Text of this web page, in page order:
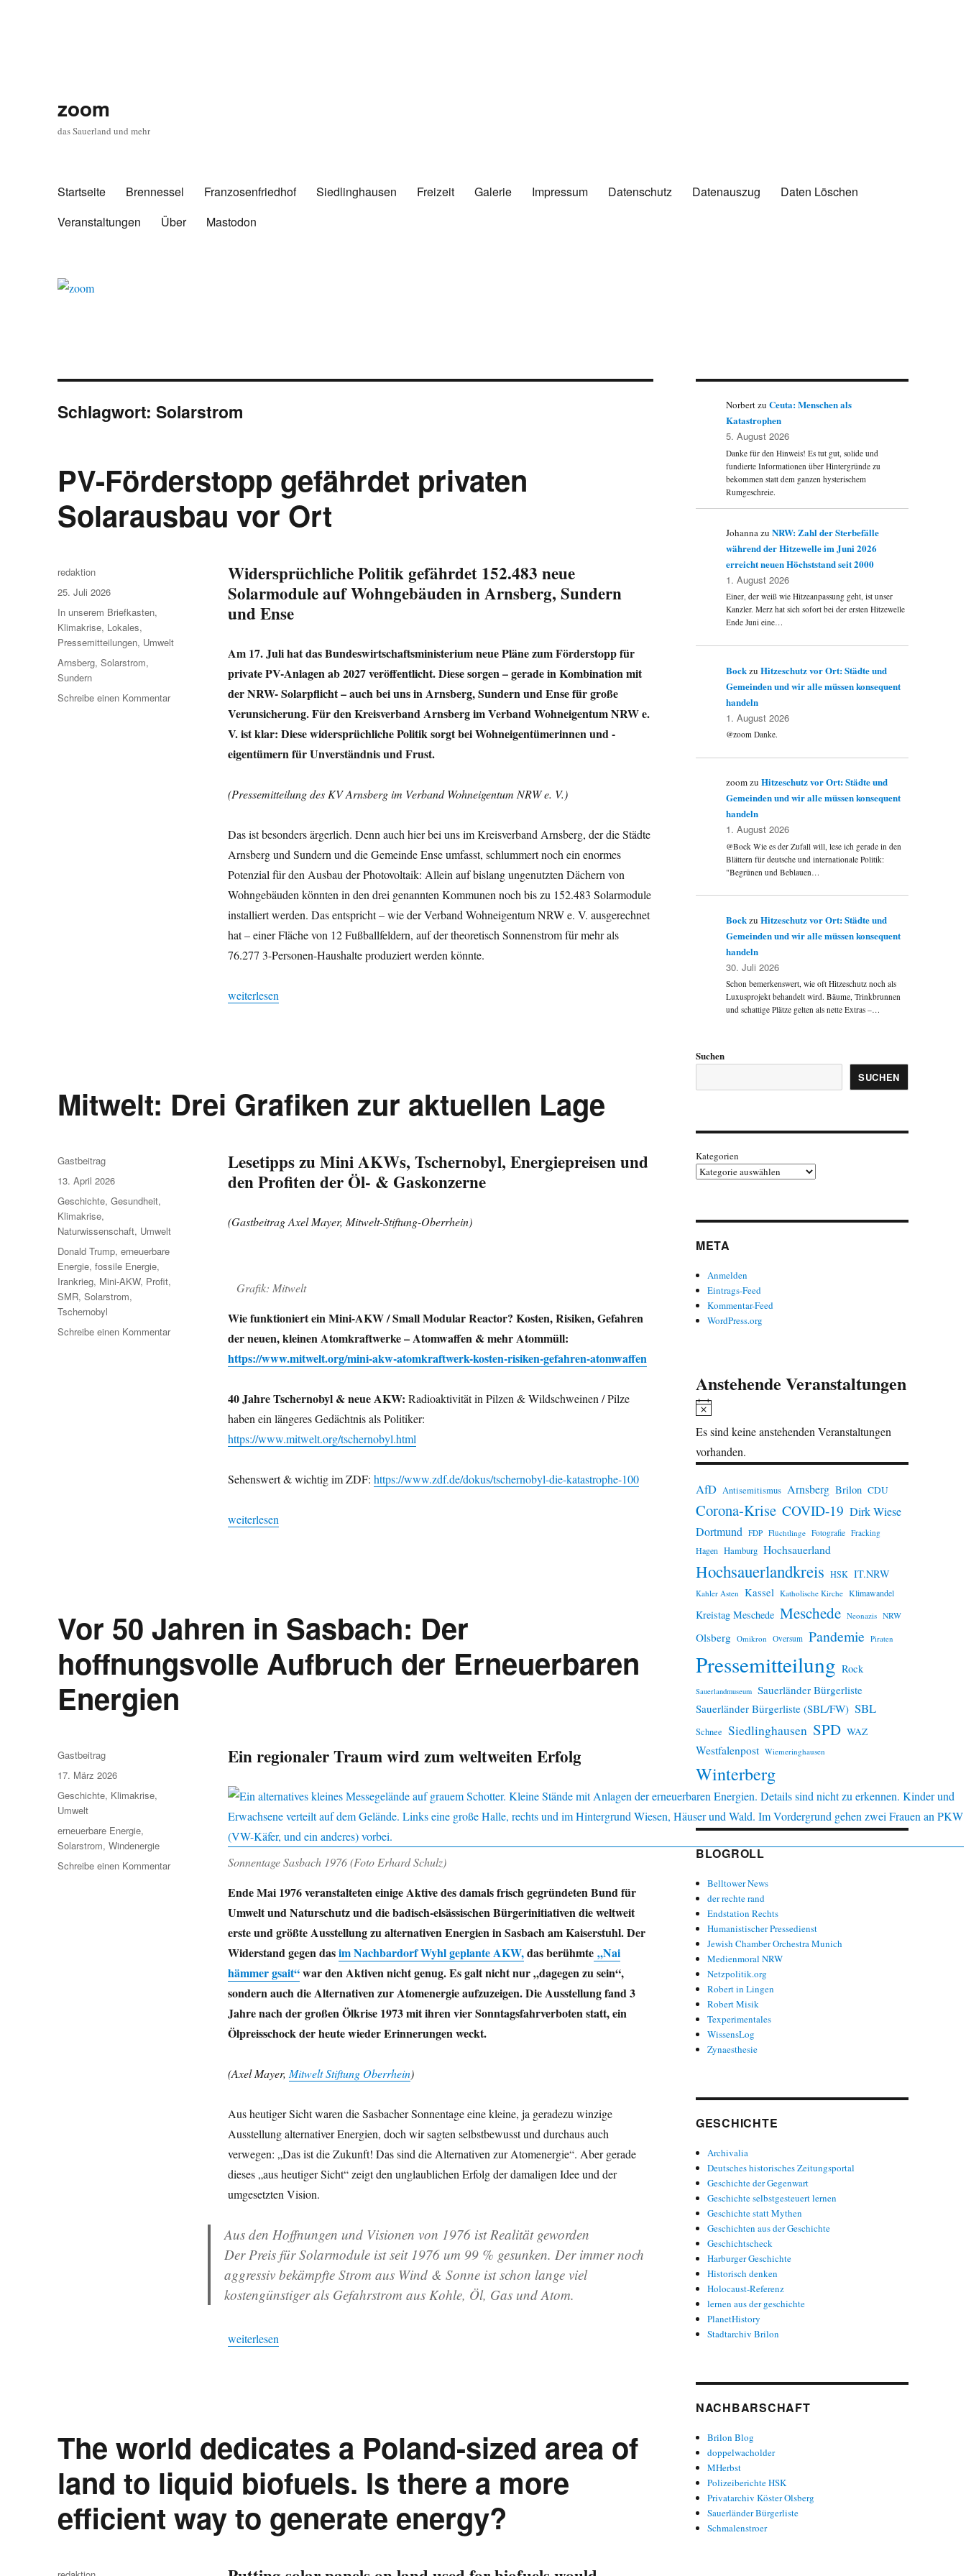
zoom
das Sauerland und mehr
Startseite Brennessel Franzosenfriedhof Siedlinghausen Freizeit Galerie Impressum Datenschutz Datenauszug
Daten Löschen
Veranstaltungen
Über Mastodon
Schlagwort:Solarstrom
PV-Förderstopp gefährdet privaten
Solarausbau vor Ort
Widersprüchliche Politik gefährdet 152.483 neue
Solarmodule auf Wohngebäuden in Arnsberg, Sundern
und Ense
Am 17. Juli hat das Bundeswirtschaftsministerium neue Pläne zum Förderstopp für
private PV-Anlagen ab 2027 veröffentlicht. Diese sorgen – gerade in Kombination mit
der NRW- Solarpflicht – auch bei uns in Arnsberg, Sundern und Ense für große
Verunsicherung. Für den Kreisverband Arnsberg im Verband Wohneigentum NRW e.
V. ist klar: Diese widersprüchliche Politik sorgt bei Wohneigentümerinnen und -
eigentümern für Unverständnis und Frust.
(Pressemitteilung des KV Arnsberg im Verband Wohneigentum NRW e. V.)
Das ist besonders ärgerlich. Denn auch hier bei uns im Kreisverband Arnsberg, der die Städte
Arnsberg und Sundern und die Gemeinde Ense umfasst, schlummert noch ein enormes
Potenzial für den Ausbau der Photovoltaik: Allein auf bislang ungenutzten Dächern von
Wohngebäuden könnten in den drei genannten Kommunen noch bis zu 152.483 Solarmodule
installiert werden. Das entspricht – wie der Verband Wohneigentum NRW e. V. ausgerechnet
hat – einer Fläche von 12 Fußballfeldern, auf der theoretisch Sonnenstrom für mehr als
76.277 3-Personen-Haushalte produziert werden könnte.
„PV-Förderstopp gefährdet privaten Solarausbau vor Ort“
weiterlesen
Autor
redaktion
Veröffentlicht
am
25. Juli 2026
Kategorien
In unserem Briefkasten,
Klimakrise, Lokales,
Pressemitteilungen, Umwelt
Schlagwörter
Arnsberg,Solarstrom,
Sundern
Schreibe einen Kommentarzu
Mitwelt: Drei Grafiken zur aktuellen Lage
Lesetipps zu Mini AKWs, Tschernobyl, Energiepreisen und
den Profiten der Öl- & Gaskonzerne
(Gastbeitrag Axel Mayer, Mitwelt-Stiftung-Oberrhein)
Grafik: Mitwelt
Wie funktioniert ein Mini-AKW / Small Modular Reactor? Kosten, Risiken, Gefahren
der neuen, kleinen Atomkraftwerke – Atomwaffen & mehr Atommüll:
https://www.mitwelt.org/mini-akw-atomkraftwerk-kosten-risiken-gefahren-atomwaffen
40 Jahre Tschernobyl & neue AKW: Radioaktivität in Pilzen & Wildschweinen / Pilze
haben ein längeres Gedächtnis als Politiker:
https://www.mitwelt.org/tschernobyl.html
Sehenswert & wichtig im ZDF: https://www.zdf.de/dokus/tschernobyl-die-katastrophe-100
„Mitwelt: Drei Grafiken zur aktuellen Lage“
weiterlesen
Autor
Gastbeitrag
Veröffentlicht
am
13. April 2026
Kategorien
Geschichte,Gesundheit,
Klimakrise,
Naturwissenschaft, Umwelt
Schlagwörter
Donald Trump,erneuerbare
Energie,fossile Energie,
Irankrieg, Mini-AKW, Profit,
SMR,Solarstrom,
Tschernobyl
Schreibe einen Kommentarzu
Vor 50 Jahren in Sasbach: Der
hoffnungsvolle Aufbruch der Erneuerbaren
Energien
Ein regionaler Traum wird zum weltweiten Erfolg
Sonnentage Sasbach 1976 (Foto Erhard Schulz)
Ende Mai 1976 veranstalteten einige Aktive des damals frisch gegründeten Bund für
Umwelt und Naturschutz und die badisch-elsässischen Bürgerinitiativen die weltweit
erste und größte Ausstellung zu alternativen Energien in Sasbach am Kaiserstuhl. Der
Widerstand gegen dasim Nachbardorf Wyhl geplante AKW,das berühmte„Nai
hämmer gsait“war den Aktiven nicht genug. Es galt nicht nur „dagegen zu sein“,
sondern auch die Alternativen zur Atomenergie aufzuzeigen. Die Ausstellung fand 3
Jahre nach der großen Ölkrise 1973 mit ihren vier Sonntagsfahrverboten statt, ein
Ölpreisschock der heute wieder Erinnerungen weckt.
(Axel Mayer, Mitwelt Stiftung Oberrhein)
Aus heutiger Sicht waren die Sasbacher Sonnentage eine kleine, ja geradezu winzige
Ausstellung alternativer Energien, doch wir sagten selbstbewusst und durchaus auch
verwegen: „Das ist die Zukunft! Das sind die Alternativen zur Atomenergie“. Aber gerade
dieses „aus heutiger Sicht“ zeigt den unglaublichen Erfolg der damaligen Idee und der
umgesetzten Vision.
Aus den Hoffnungen und Visionen von 1976 ist Realität geworden
Der Preis für Solarmodule ist seit 1976 um 99 % gesunken. Der immer noch
aggressiv bekämpfte Strom aus Wind & Sonne ist schon lange viel
kostengünstiger als Gefahrstrom aus Kohle, Öl, Gas und Atom.
„Vor 50 Jahren in Sasbach: Der hoffnungsvolle Aufbruch der Erneuerbaren Energien“
weiterlesen
Autor
Gastbeitrag
Veröffentlicht
am
17. März 2026
Kategorien
Geschichte, Klimakrise,
Umwelt
Schlagwörter
erneuerbare Energie,
Solarstrom,Windenergie
Schreibe einen Kommentarzu
hoffnungsvolle
The world dedicates a Poland-sized area of
land to liquid biofuels. Is there a more
efficient way to generate energy?
NorbertzuCeuta: Menschen als
Katastrophen
5. August 2026
Danke für den Hinweis! Es tut gut, solide und
fundierte Informationen über Hintergründe zu
bekommen statt dem ganzen hysterischem
Rumgeschreie.
JohannazuNRW: Zahl der Sterbefälle
während der Hitzewelle im Juni 2026
erreicht neuen Höchststand seit 2000
1. August 2026
Einer, der weiß wie Hitzeanpassung geht, ist unser
Kanzler. Merz hat sich sofort bei der ersten Hitzewelle
Ende Juni eine…
BockzuHitzeschutz vor Ort: Städte und
Gemeinden und wir alle müssen konsequent
handeln
1. August 2026
@zoom Danke.
zoomzuHitzeschutz vor Ort: Städte und
Gemeinden und wir alle müssen konsequent
handeln
1. August 2026
@Bock Wie es der Zufall will, lese ich gerade in den
Blättern für deutsche und internationale Politik:
"Begrünen und Beblauen…
BockzuHitzeschutz vor Ort: Städte und
Gemeinden und wir alle müssen konsequent
handeln
30. Juli 2026
Schon bemerkenswert, wie oft Hitzeschutz noch als
Luxusprojekt behandelt wird. Bäume, Trinkbrunnen
und schattige Plätze gelten als nette Extras –…
Suchen
SUCHEN
Kategorien
META
Anmelden
Eintrags-Feed
Kommentar-Feed
WordPress.org
Anstehende Veranstaltungen
H
i
n
w
e
i
s
Es sind keine anstehenden Veranstaltungen
vorhanden.
AfD Antisemitismus Arnsberg Brilon CDU
Corona-Krise COVID-19 Dirk Wiese
Dortmund FDP Flüchtlinge Fotografie Fracking
Hagen Hamburg Hochsauerland
Hochsauerlandkreis HSK IT.NRW
Kahler Asten Kassel Katholische Kirche Klimawandel
Kreistag Meschede Meschede Neonazis NRW
Olsberg Omikron Oversum Pandemie Piraten
Pressemitteilung Rock
Sauerlandmuseum Sauerländer Bürgerliste
Sauerländer Bürgerliste (SBL/FW) SBL
Schnee Siedlinghausen SPD WAZ
Westfalenpost Wiemeringhausen
Winterberg
BLOGROLL
Belltower News
der rechte rand
Endstation Rechts
Humanistischer Pressedienst
Jewish Chamber Orchestra Munich
Medienmoral NRW
Netzpolitik.org
Robert in Lingen
Robert Misik
Texperimentales
WissensLog
Zynaesthesie
GESCHICHTE
Archivalia
Deutsches historisches Zeitungsportal
Geschichte der Gegenwart
Geschichte selbstgesteuert lernen
Geschichte statt Mythen
Geschichten aus der Geschichte
Geschichtscheck
Harburger Geschichte
Historisch denken
Holocaust-Referenz
lernen aus der geschichte
PlanetHistory
Stadtarchiv Brilon
NACHBARSCHAFT
Brilon Blog
doppelwacholder
MHerbst
Polizeiberichte HSK
Privatarchiv Köster Olsberg
Sauerländer Bürgerliste
Schmalenstroer